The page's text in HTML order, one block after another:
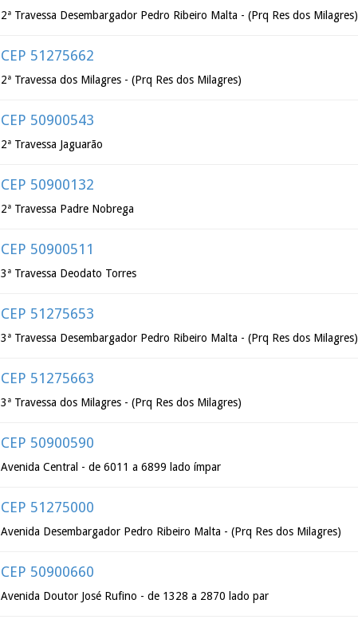
2ª Travessa Desembargador Pedro Ribeiro Malta - (Prq Res dos Milagres)
CEP 51275662
2ª Travessa dos Milagres - (Prq Res dos Milagres)
CEP 50900543
2ª Travessa Jaguarão
CEP 50900132
2ª Travessa Padre Nobrega
CEP 50900511
3ª Travessa Deodato Torres
CEP 51275653
3ª Travessa Desembargador Pedro Ribeiro Malta - (Prq Res dos Milagres)
CEP 51275663
3ª Travessa dos Milagres - (Prq Res dos Milagres)
CEP 50900590
Avenida Central - de 6011 a 6899 lado ímpar
CEP 51275000
Avenida Desembargador Pedro Ribeiro Malta - (Prq Res dos Milagres)
CEP 50900660
Avenida Doutor José Rufino - de 1328 a 2870 lado par